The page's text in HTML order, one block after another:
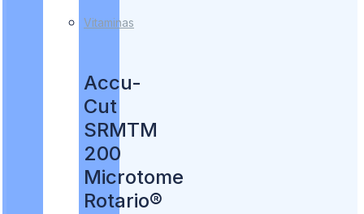
Vitaminas
Accu-
Cut
SRMTM
200
Microtome
Rotario®